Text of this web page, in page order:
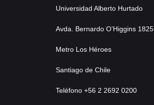
Universidad Alberto Hurtado
Avda. Bernardo O’Higgins 1825
Metro Los Héroes
Santiago de Chile
Teléfono +56 2 2692 0200